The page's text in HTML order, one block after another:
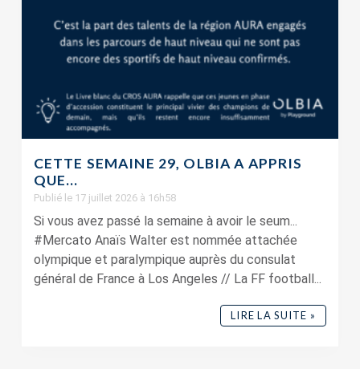
CETTE SEMAINE 29, OLBIA A APPRIS
QUE…
Publié le 17 juillet 2026 à 16h58
Si vous avez passé la semaine à avoir le seum...
#Mercato Anaïs Walter est nommée attachée
olympique et paralympique auprès du consulat
général de France à Los Angeles // La FF football...
LIRE LA SUITE »